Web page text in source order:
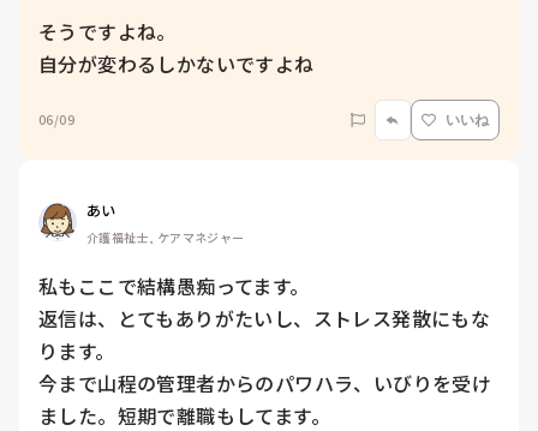
そうですよね。
自分が変わるしかないですよね
06/09 いいね
あい
介護福祉士, ケアマネジャー
私もここで結構愚痴ってます。
返信は、とてもありがたいし、ストレス発散にもな
ります。
今まで山程の管理者からのパワハラ、いびりを受け
ました。短期で離職もしてます。